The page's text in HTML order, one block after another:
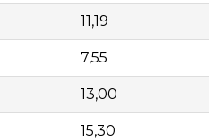
11,19
7,55
13,00
15,30